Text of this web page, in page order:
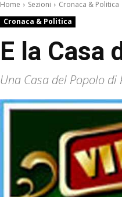
Home Sezioni Cronaca & Politica
Cronaca & Politica
E la Casa
Una Casa del Popolo